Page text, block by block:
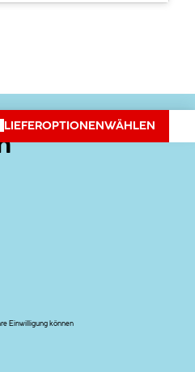
LIEFEROPTIONEN WÄHLEN
Einwilligung können